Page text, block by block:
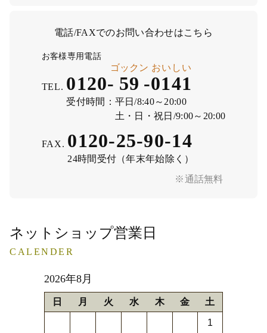
電話/FAXでのお問い合わせはこちら
※通話無料
お客様専用電話
TEL. 0120- 59
ゴックン
-0141
おいしい
受付時間： 平日/8:40～20:00
土・日・祝日/9:00～20:00
FAX. 0120-25-90-14
24時間受付（年末年始除く）
ネットショップ営業日
CALENDER
2026年8月
日 月 火 水 木 金 土
1